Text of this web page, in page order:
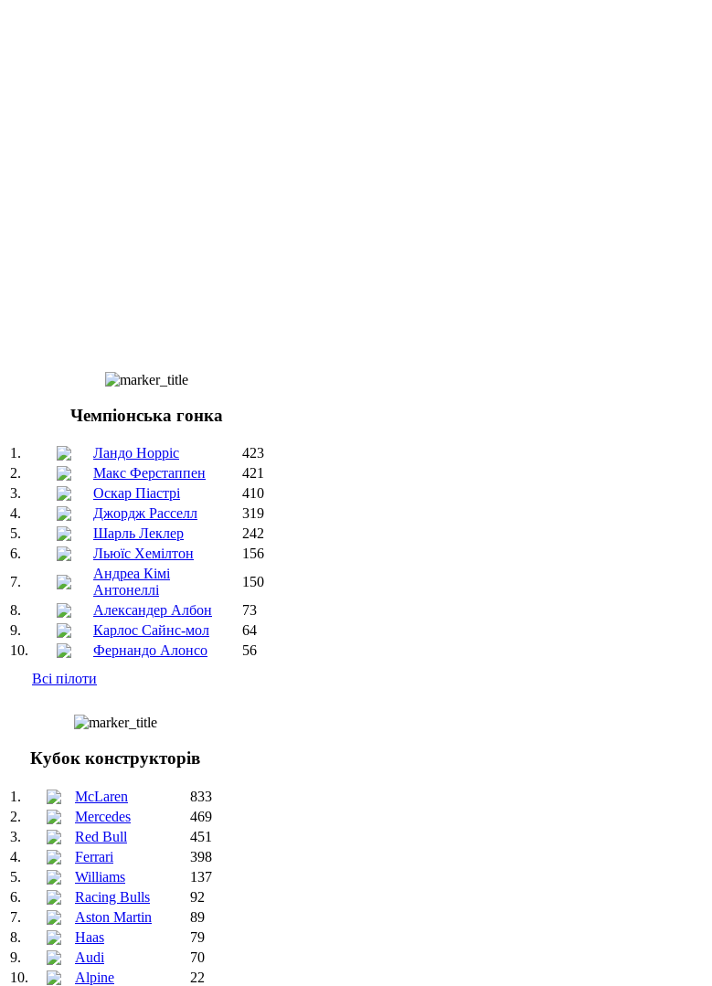
Чемпіонська гонка
1. Ландо Норріс
423
2.
Макс Ферстаппен
421
3.
Оскар Піастрі
410
4.
Джордж Расселл
319
5.
Шарль Леклер
242
6.
Льюїс Хемілтон
156
7.
Андреа Кімі
Антонеллі
150
8.
Александер Албон
73
9.
Карлос Сайнс-мол
64
10.
Фернандо Алонсо
56
Всі пілоти
Кубок конструкторів
1. McLaren
833
2.
Mercedes
469
3.
Red Bull
451
4.
Ferrari
398
5.
Williams
137
6.
Racing Bulls
92
7.
Aston Martin
89
8.
Haas
79
9.
Audi
70
10.
Alpine
22